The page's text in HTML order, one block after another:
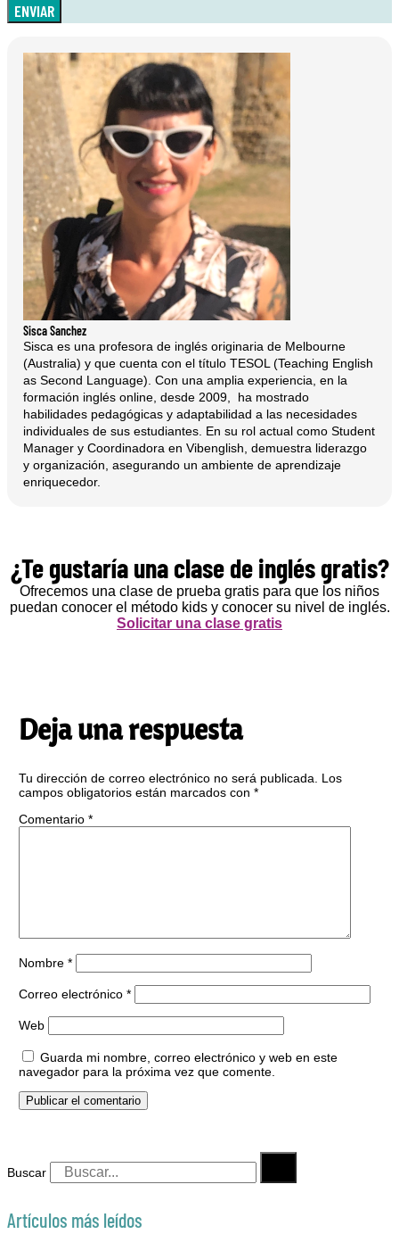
ENVIAR
Sisca Sanchez
Sisca es una profesora de inglés originaria de Melbourne
(Australia) y que cuenta con el título TESOL (Teaching English
as Second Language). Con una amplia experiencia, en la
formación inglés online, desde 2009, ha mostrado
habilidades pedagógicas y adaptabilidad a las necesidades
individuales de sus estudiantes. En su rol actual como Student
Manager y Coordinadora en Vibenglish, demuestra liderazgo
y organización, asegurando un ambiente de aprendizaje
enriquecedor.
¿Te gustaría una clase de inglés gratis?
Ofrecemos una clase de prueba gratis para que los niños
puedan conocer el método kids y conocer su nivel de inglés.
Solicitar una clase gratis
Deja una respuesta
Tu dirección de correo electrónico no será publicada.
Los
campos obligatorios están marcados con *
Comentario *
Nombre *
Correo electrónico *
Web
Guarda mi nombre, correo electrónico y web en este
navegador para la próxima vez que comente.
Buscar
Artículos más leídos